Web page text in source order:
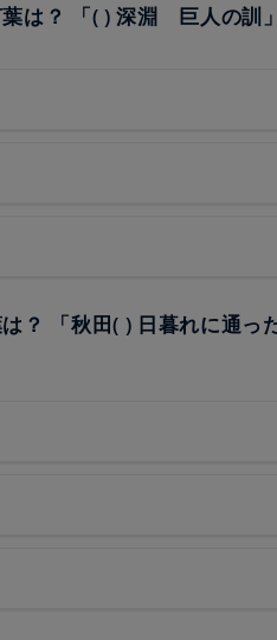
は？ 「( ) 深淵 巨人の訓」
？ 「秋田( ) 日暮れに通っ